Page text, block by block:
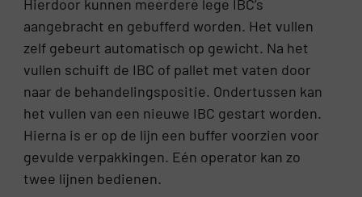
Hierdoor kunnen meerdere lege IBC’s
aangebracht en gebufferd worden. Het vullen
zelf gebeurt automatisch op gewicht. Na het
vullen schuift de IBC of pallet met vaten door
naar de behandelingspositie. Ondertussen kan
het vullen van een nieuwe IBC gestart worden.
Hierna is er op de lijn een buffer voorzien voor
gevulde verpakkingen. Eén operator kan zo
twee lijnen bedienen.